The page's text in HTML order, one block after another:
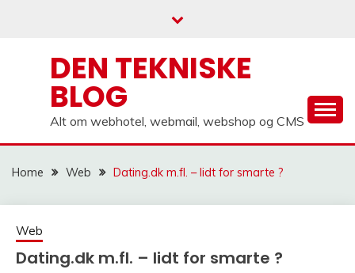
DEN TEKNISKE
BLOG
Alt om webhotel, webmail, webshop og CMS
Home Web Dating.dk m.fl. – lidt for smarte ?
Web
Dating.dk m.fl. – lidt for smarte ?